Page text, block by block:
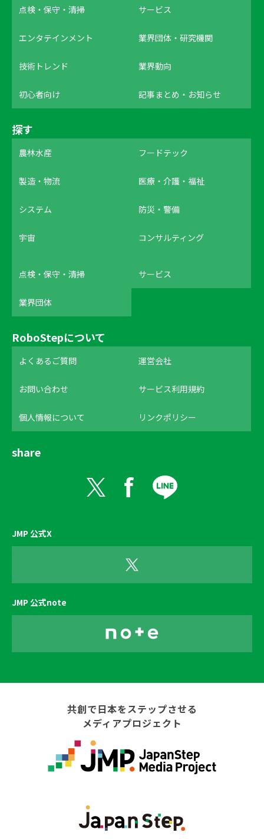
点検・保守・清掃 サービス
エンタテインメント 業界団体・研究機関
技術トレンド 業界動向
初心者向け 記事まとめ・お知らせ
探す
農林水産 フードテック
製造・物流 医療・介護・福祉
システム 防災・警備
宇宙 コンサルティング
点検・保守・清掃 サービス
業界団体
RoboStepについて
よくあるご質問 運営会社
お問い合わせ サービス利用規約
個人情報について リンクポリシー
share
JMP 公式X
JMP 公式note
共創で日本をステップさせる
メディアプロジェクト